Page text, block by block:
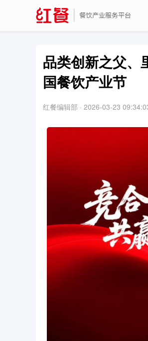
品类创新之父、
国餐饮产业节
红餐编辑部 · 2026-03-23